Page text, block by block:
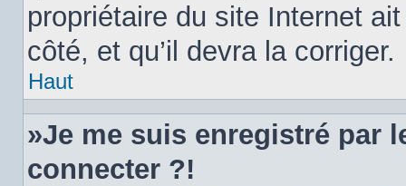
propriétaire du site Internet
côté, et qu’il devra la corriger.
Haut
»Je me suis enregistré par
connecter ?!